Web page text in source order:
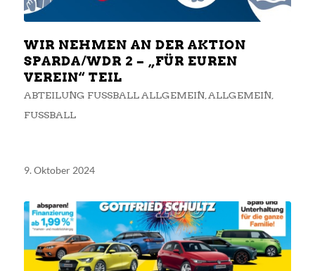
WIR NEHMEN AN DER AKTION
SPARDA/WDR 2 – „FÜR EUREN
VEREIN“ TEIL
ABTEILUNG FUSSBALL ALLGEMEIN , ALLGEMEIN,
FUSSBALL
9. Oktober 2024